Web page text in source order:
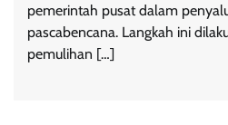
pemerintah pusat dalam
pascabencana. Langkah ini
pemulihan […]